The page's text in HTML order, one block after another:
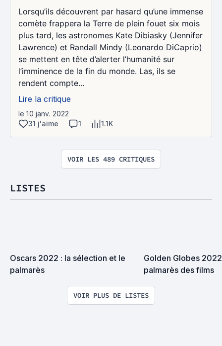
Lorsqu’ils découvrent par hasard qu’une immense
comète frappera la Terre de plein fouet six mois
plus tard, les astronomes Kate Dibiasky (Jennifer
Lawrence) et Randall Mindy (Leonardo DiCaprio)
se mettent en tête d’alerter l’humanité sur
l’imminence de la fin du monde. Las, ils se
rendent compte...
Lire la critique
le 10 janv. 2022
31 j'aime
1 1.1K
VOIR LES 489 CRITIQUES
LISTES
Oscars 2022 : la sélection et le
palmarès
Golden Globes
palmarès des films
VOIR PLUS DE LISTES